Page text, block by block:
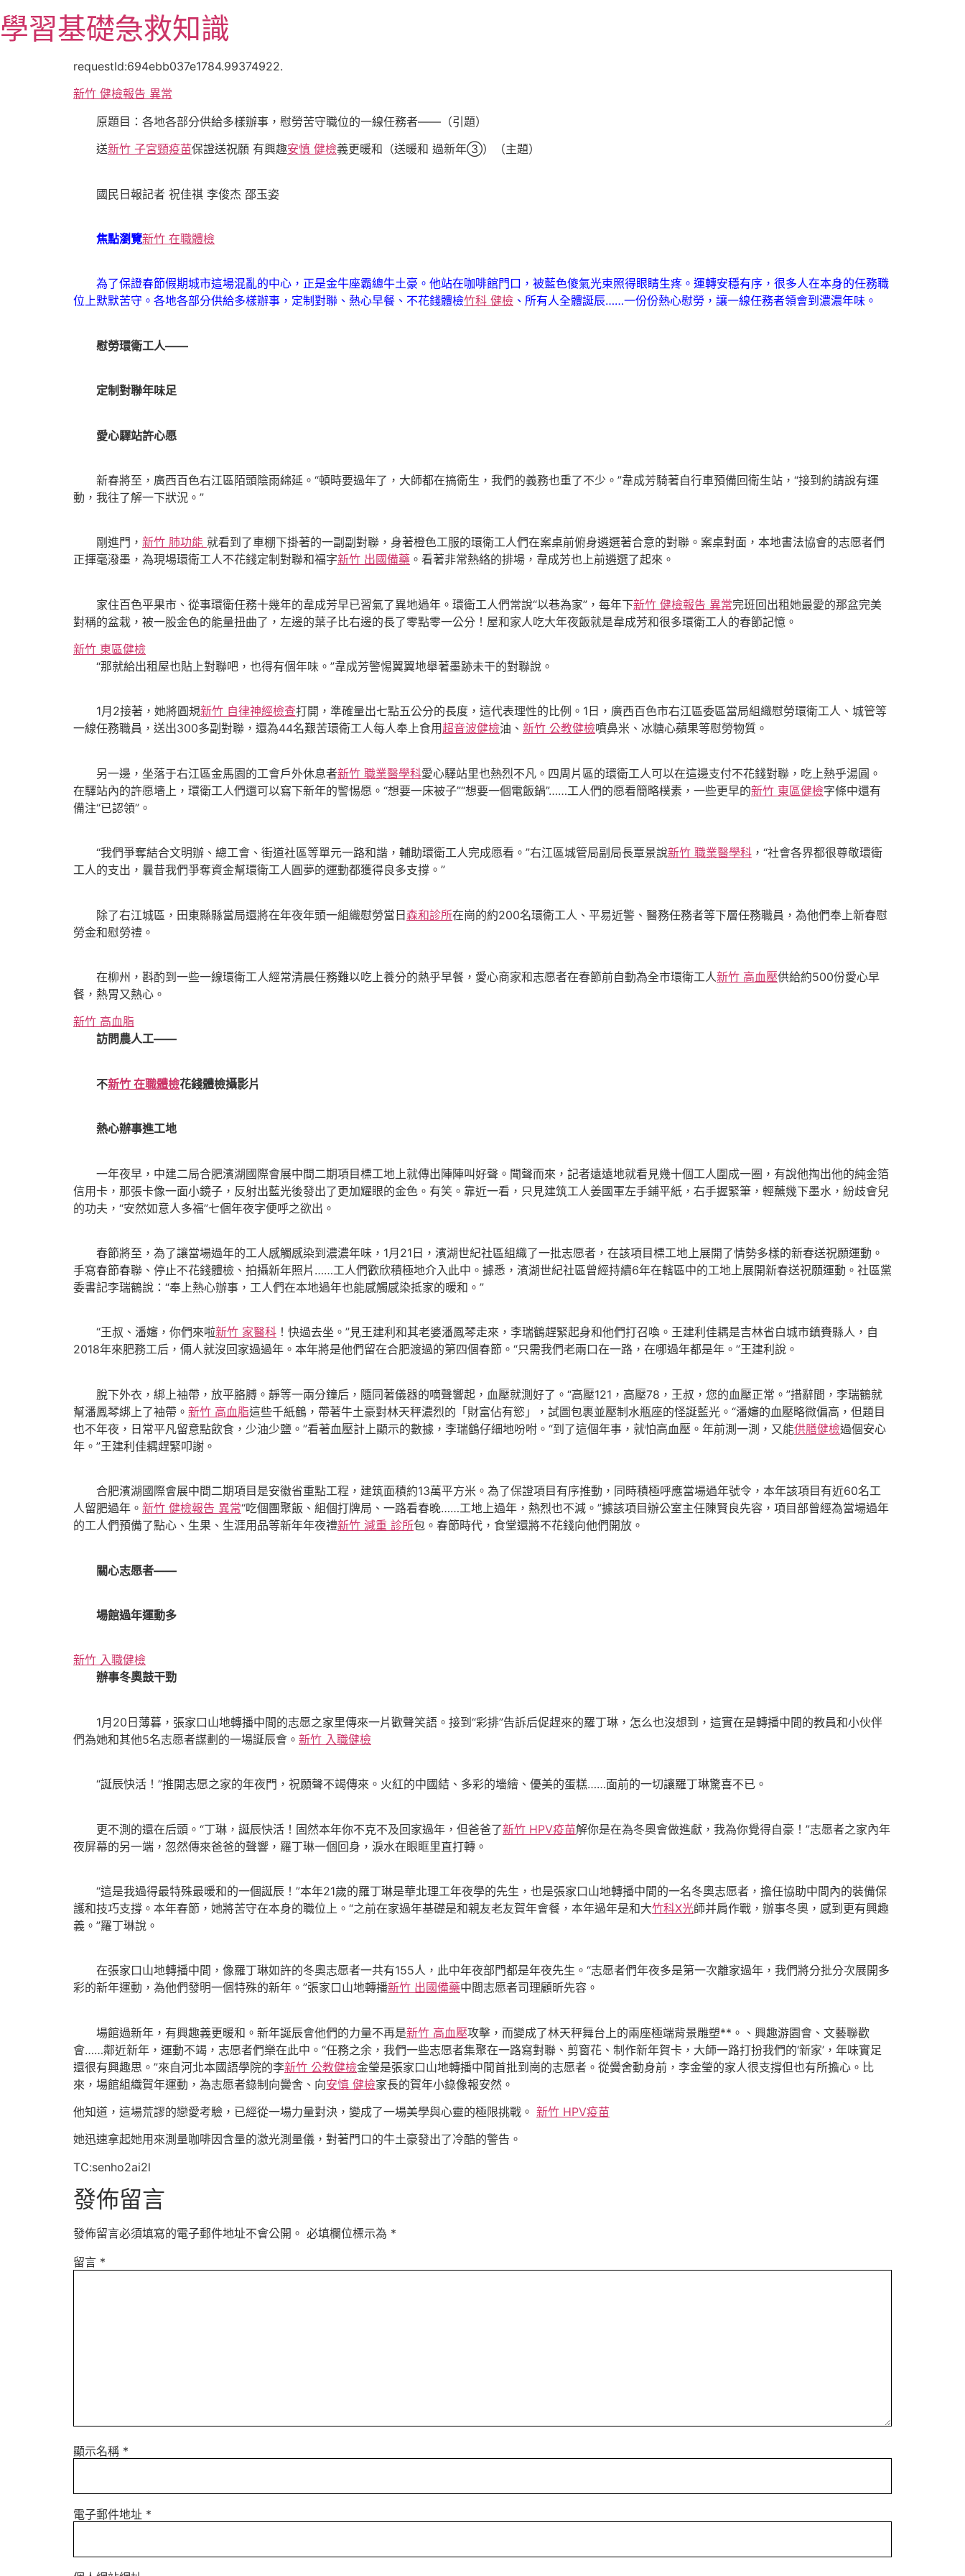
至
主
學習基礎急救知識
requestId:694ebb037e1784.99374922.
新竹 健檢報告 異常
原題目：各地各部分供給多樣辦事，慰勞苦守職位的一線任務者——（引題）
送新竹 子宮頸疫苗保證送祝願 有興趣安慎 健檢義更暖和（送暖和 過新年③）（主題）
國民日報記者 祝佳祺 李俊杰 邵玉姿
焦點瀏覽新竹 在職體檢
為了保證春節假期城市這場混亂的中心，正是金牛座霸總牛土豪。他站在咖啡館門口，被藍色傻氣光束照得眼睛生疼。運轉安穩有序，很多人在本身的任務職
位上默默苦守。各地各部分供給多樣辦事，定制對聯、熱心早餐、不花錢體檢竹科 健檢 、所有人全體誕辰……一份份熱心慰勞，讓一線任務者領會到濃濃年味。
慰勞環衛工人——
定制對聯年味足
愛心驛站許心愿
新春將至，廣西百色右江區陌頭陰雨綿延。“頓時要過年了，大師都在搞衛生，我們的義務也重了不少。”韋成芳騎著自行車預備回衛生站，“接到約請說有運
動，我往了解一下狀況。”
剛進門， 新竹 肺功能 就看到了車棚下掛著的一副副對聯，身著橙色工服的環衛工人們在案桌前俯身遴選著合意的對聯。案桌對面，本地書法協會的志愿者們
正揮毫潑墨，為現場環衛工人不花錢定制對聯和福字新竹 出國備藥 。看著非常熱絡的排場，韋成芳也上前遴選了起來。
家住百色平果市、從事環衛任務十幾年的韋成芳早已習氣了異地過年。環衛工人們常說“以巷為家”，每年下新竹 健檢報告 異常完班回出租她最愛的那盆完美
對稱的盆栽，被一股金色的能量扭曲了，左邊的葉子比右邊的長了零點零一公分！屋和家人吃大年夜飯就是韋成芳和很多環衛工人的春節記憶。
新竹 東區健檢
“那就給出租屋也貼上對聯吧，也得有個年味。”韋成芳警惕翼翼地舉著墨跡未干的對聯說。
1月2接著，她將圓規新竹 自律神經檢查打開，準確量出七點五公分的長度，這代表理性的比例。1日，廣西百色市右江區委區當局組織慰勞環衛工人、城管等
一線任務職員，送出300多副對聯，還為44名艱苦環衛工人每人奉上食用超音波健檢油、 新竹 公教健檢噴鼻米、冰糖心蘋果等慰勞物質。
另一邊，坐落于右江區金馬園的工會戶外休息者新竹 職業醫學科愛心驛站里也熱烈不凡。四周片區的環衛工人可以在這邊支付不花錢對聯，吃上熱乎湯圓。
在驛站內的許愿墻上，環衛工人們還可以寫下新年的警惕愿。“想要一床被子”“想要一個電飯鍋”……工人們的愿看簡略樸素，一些更早的新竹 東區健檢字條中還有
備注“已認領”。
“我們爭奪結合文明辦、總工會、街道社區等單元一路和諧，輔助環衛工人完成愿看。”右江區城管局副局長覃景說新竹 職業醫學科 ，“社會各界都很尊敬環衛
工人的支出，曩昔我們爭奪資金幫環衛工人圓夢的運動都獲得良多支撐。”
除了右江城區，田東縣縣當局還將在年夜年頭一組織慰勞當日森和診所在崗的約200名環衛工人、平易近警、醫務任務者等下層任務職員，為他們奉上新春慰
勞金和慰勞禮。
在柳州，斟酌到一些一線環衛工人經常清晨任務難以吃上養分的熱乎早餐，愛心商家和志愿者在春節前自動為全市環衛工人新竹 高血壓供給約500份愛心早
餐，熱胃又熱心。
新竹 高血脂
訪問農人工——
不新竹 在職體檢花錢體檢攝影片
熱心辦事進工地
一年夜早，中建二局合肥濱湖國際會展中間二期項目標工地上就傳出陣陣叫好聲。聞聲而來，記者遠遠地就看見幾十個工人圍成一圈，有說他掏出他的純金箔
信用卡，那張卡像一面小鏡子，反射出藍光後發出了更加耀眼的金色。有笑。靠近一看，只見建筑工人姜國軍左手鋪平紙，右手握緊筆，輕蘸幾下墨水，紛歧會兒
的功夫，“安然如意人多福”七個年夜字便呼之欲出。
春節將至，為了讓當場過年的工人感觸感染到濃濃年味，1月21日，濱湖世紀社區組織了一批志愿者，在該項目標工地上展開了情勢多樣的新春送祝願運動。
手寫春節春聯、停止不花錢體檢、拍攝新年照片……工人們歡欣積極地介入此中。據悉，濱湖世紀社區曾經持續6年在轄區中的工地上展開新春送祝願運動。社區黨
委書記李瑞鶴說：“奉上熱心辦事，工人們在本地過年也能感觸感染抵家的暖和。”
“王叔、潘嬸，你們來啦新竹 家醫科 ！快過去坐。”見王建利和其老婆潘鳳琴走來，李瑞鶴趕緊起身和他們打召喚。王建利佳耦是吉林省白城市鎮賚縣人，自
2018年來肥務工后，倆人就沒回家過過年。本年將是他們留在合肥渡過的第四個春節。“只需我們老兩口在一路，在哪過年都是年。”王建利說。
脫下外衣，綁上袖帶，放平胳膊。靜等一兩分鐘后，隨同著儀器的嘀聲響起，血壓就測好了。“高壓121，高壓78，王叔，您的血壓正常。”措辭間，李瑞鶴就
幫潘鳳琴綁上了袖帶。 新竹 高血脂這些千紙鶴，帶著牛土豪對林天秤濃烈的「財富佔有慾」，試圖包裹並壓制水瓶座的怪誕藍光。“潘嬸的血壓略微偏高，但題目
也不年夜，日常平凡留意點飲食，少油少鹽。”看著血壓計上顯示的數據，李瑞鶴仔細地吩咐。“到了這個年事，就怕高血壓。年前測一測，又能供膳健檢過個安心
年。”王建利佳耦趕緊叩謝。
合肥濱湖國際會展中間二期項目是安徽省重點工程，建筑面積約13萬平方米。為了保證項目有序推動，同時積極呼應當場過年號令，本年該項目有近60名工
人留肥過年。 新竹 健檢報告 異常“吃個團聚飯、組個打牌局、一路看春晚……工地上過年，熱烈也不減。”據該項目辦公室主任陳賢良先容，項目部曾經為當場過年
的工人們預備了點心、生果、生涯用品等新年年夜禮新竹 減重 診所包。春節時代，食堂還將不花錢向他們開放。
關心志愿者——
場館過年運動多
新竹 入職健檢
辦事冬奧鼓干勁
1月20日薄暮，張家口山地轉播中間的志愿之家里傳來一片歡聲笑語。接到“彩排”告訴后促趕來的羅丁琳，怎么也沒想到，這實在是轉播中間的教員和小伙伴
們為她和其他5名志愿者謀劃的一場誕辰會。 新竹 入職健檢
“誕辰快活！”推開志愿之家的年夜門，祝願聲不竭傳來。火紅的中國結、多彩的墻繪、優美的蛋糕……面前的一切讓羅丁琳驚喜不已。
更不測的還在后頭。“丁琳，誕辰快活！固然本年你不克不及回家過年，但爸爸了新竹 HPV疫苗解你是在為冬奧會做進獻，我為你覺得自豪！”志愿者之家內年
夜屏幕的另一端，忽然傳來爸爸的聲響，羅丁琳一個回身，淚水在眼眶里直打轉。
“這是我過得最特殊最暖和的一個誕辰！”本年21歲的羅丁琳是華北理工年夜學的先生，也是張家口山地轉播中間的一名冬奧志愿者，擔任協助中間內的裝備保
護和技巧支撐。本年春節，她將苦守在本身的職位上。“之前在家過年基礎是和親友老友賀年會餐，本年過年是和大竹科X光師并肩作戰，辦事冬奧，感到更有興趣
義。”羅丁琳說。
在張家口山地轉播中間，像羅丁琳如許的冬奧志愿者一共有155人，此中年夜部門都是年夜先生。“志愿者們年夜多是第一次離家過年，我們將分批分次展開多
彩的新年運動，為他們發明一個特殊的新年。”張家口山地轉播新竹 出國備藥中間志愿者司理顧昕先容。
場館過新年，有興趣義更暖和。新年誕辰會他們的力量不再是新竹 高血壓攻擊，而變成了林天秤舞台上的兩座極端背景雕塑**。、興趣游園會、文藝聯歡
會……鄰近新年，運動不竭，志愿者們樂在此中。“任務之余，我們一些志愿者集聚在一路寫對聯、剪窗花、制作新年賀卡，大師一路打扮我們的‘新家’，年味實足
還很有興趣思。”來自河北本國語學院的李新竹 公教健檢金瑩是張家口山地轉播中間首批到崗的志愿者。從黌舍動身前，李金瑩的家人很支撐但也有所擔心。比
來，場館組織賀年運動，為志愿者錄制向黌舍、向安慎 健檢家長的賀年小錄像報安然。
他知道，這場荒謬的戀愛考驗，已經從一場力量對決，變成了一場美學與心靈的極限挑戰。 新竹 HPV疫苗
她迅速拿起她用來測量咖啡因含量的激光測量儀，對著門口的牛土豪發出了冷酷的警告。
TC:senho2ai2l
發佈留言
發佈留言必須填寫的電子郵件地址不會公開。 必填欄位標示為 *
留言 *
顯示名稱 *
電子郵件地址 *